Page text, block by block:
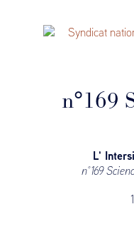
n°169
L'
n°169